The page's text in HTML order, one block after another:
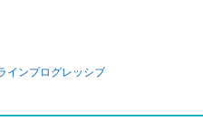
インプログレッシブ